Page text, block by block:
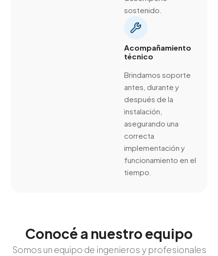
sostenido.
Acompañamiento
técnico
Brindamos soporte
antes, durante y
después de la
instalación,
asegurando una
correcta
implementación y
funcionamiento en el
tiempo.
Conocé a nuestro equipo
Somos un equipo de ingenieros y profesionales